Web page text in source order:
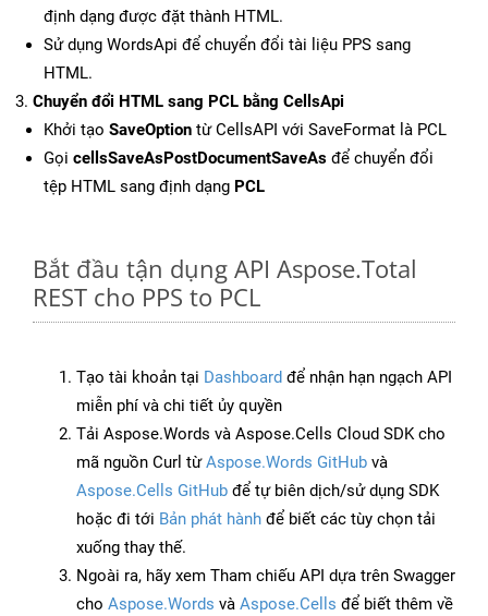
định dạng được đặt thành HTML.
Sử dụng WordsApi để chuyển đổi tài liệu PPS sang
HTML.
Chuyển đổi HTML sang PCL bằng CellsApi
Khởi tạo SaveOption từ CellsAPI với SaveFormat là PCL
Gọi cellsSaveAsPostDocumentSaveAs để chuyển đổi
tệp HTML sang định dạng PCL
Bắt đầu tận dụng API Aspose.Total
REST cho PPS to PCL
Tạo tài khoản tại Dashboard để nhận hạn ngạch API
miễn phí và chi tiết ủy quyền
Tải Aspose.Words và Aspose.Cells Cloud SDK cho
mã nguồn Curl từAspose.Words GitHub và
Aspose.Cells GitHub để tự biên dịch/sử dụng SDK
hoặc đi tới Bản phát hành để biết các tùy chọn tải
xuống thay thế.
Ngoài ra, hãy xem Tham chiếu API dựa trên Swagger
cho Aspose.Words và Aspose.Cells để biết thêm về